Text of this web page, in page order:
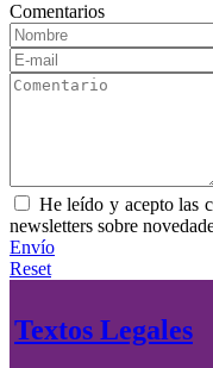
Comentarios
He leído y acepto las
newsletters sobre
Envío
Reset
Textos Legales